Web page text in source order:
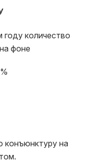
году количество
фоне
конъюнктуру на